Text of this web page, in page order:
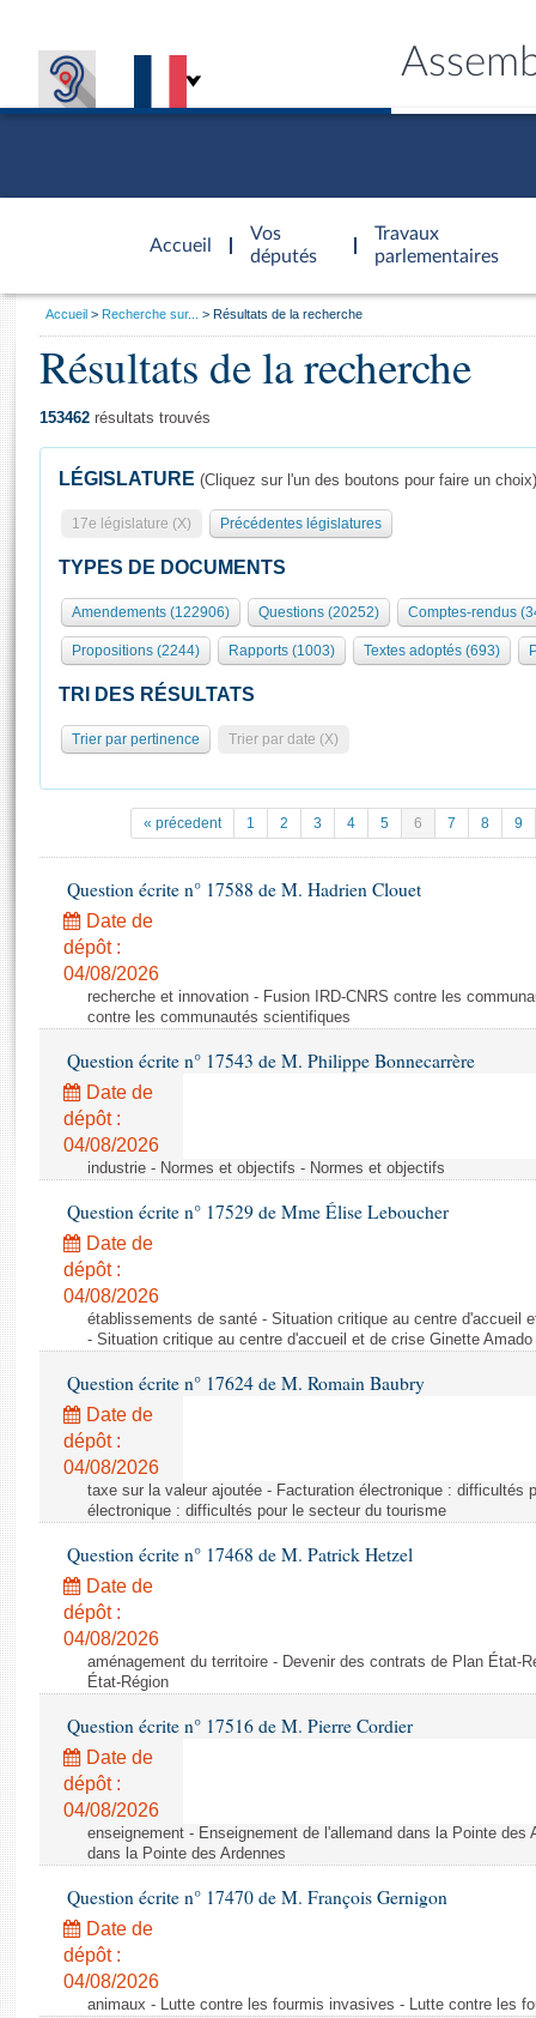
Accueil
d'accueil
Vos
députés
Travaux
parlementaires
Présidence
577 députés
Groupes politiques
Séance publique
Commissions et autres organes
Europe et International
Pétitions
Projets de loi
Propositions de loi
Amendements
Textes adoptés
Rapports législatifs
Rapports sur l'application des lois
Baromètre de l’application des lois
Dossiers législatifs
Budget et sécurité sociale
Questions écrites et orales
Comptes rendus des débats
Général
Rôle et pouvoirs de l'Assemblée
Organisation de l'Assemblée
Présidence Conférence des Présidents Bureau Collège des
Statistiques et chiffres clés
Documents de référence
( Constitution | Règlement de l'Assemblée ... )
Histoire
Juniors
Anciennes législatures
Visiter l'Assemblée
Visite virtuelle du palais Bourbon
Assister à une séance
La Bibliothèque
Contacts et plan d'accès
Photos libres de droit
Vous
Accueil Recherche sur... Résultats de la recherche
Résultats de la recherche
153462 résultats trouvés
LÉGISLATURE (Cliquez sur l'un des boutons pour faire un choix)
17e législature (X) Précédentes législatures
TYPES DE DOCUMENTS
Amendements (122906) Questions (20252) Comptes-rendus
Propositions (2244) Rapports (1003) Textes adoptés (693)
TRI DES RÉSULTATS
Trier par pertinence Trier par date (X)
« précedent 1 2 3 4 5 6 7 8 9
Question écrite n° 17588 de M. Hadrien Clouet
Date de
dépôt :
04/08/2026
recherche et innovation - Fusion IRD-CNRS contre les
contre les communautés scientifiques
Question écrite n° 17543 de M. Philippe Bonnecarrère
Date de
dépôt :
04/08/2026
industrie - Normes et objectifs - Normes et objectifs
Question écrite n° 17529 de Mme Élise Leboucher
Date de
dépôt :
04/08/2026
établissements de santé - Situation critique au centre d'accueil
- Situation critique au centre d'accueil et de crise Ginette Amado
Question écrite n° 17624 de M. Romain Baubry
Date de
dépôt :
04/08/2026
taxe sur la valeur ajoutée - Facturation électronique : difficultés
électronique : difficultés pour le secteur du tourisme
Question écrite n° 17468 de M. Patrick Hetzel
Date de
dépôt :
04/08/2026
aménagement du territoire - Devenir des contrats de Plan État-
État-Région
Question écrite n° 17516 de M. Pierre Cordier
Date de
dépôt :
04/08/2026
enseignement - Enseignement de l'allemand dans la Pointe des
dans la Pointe des Ardennes
Question écrite n° 17470 de M. François Gernigon
Date de
dépôt :
04/08/2026
animaux - Lutte contre les fourmis invasives - Lutte contre les